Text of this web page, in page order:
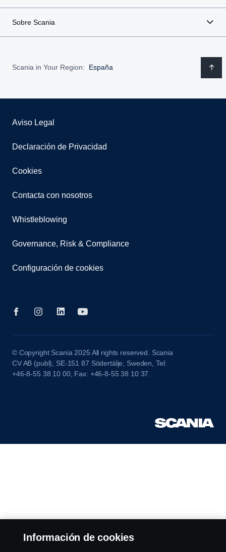
Sobre Scania
Scania in Your Region: España
Aviso Legal
Declaración de Privacidad
Cookies
Contacta con nosotros
Whistleblowing
Governance, Risk & Compliance
Configuración de cookies
© Copyright Scania 2025 All rights reserved. Scania
CV AB (publ), SE-151 87 Södertälje, Sweden, Tel:
+46-8-55 38 10 00, Fax: +46-8-55 38 10 37.
Información de cookies